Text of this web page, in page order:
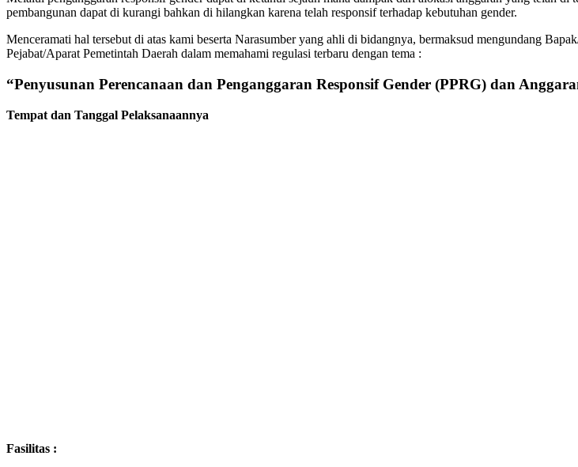
pembangunan dapat di kurangi bahkan di hilangkan karena telah responsif terhadap kebutuhan gender.
Menceramati hal tersebut di atas kami beserta Narasumber yang ahli di bidangnya, bermaksud mengundang
Pejabat/Aparat Pemetintah Daerah dalam memahami regulasi terbaru dengan tema :
“Penyusunan Perencanaan dan Penganggaran Responsif Gender (PPRG) dan
Tempat dan Tanggal Pelaksanaannya
Fasilitas :